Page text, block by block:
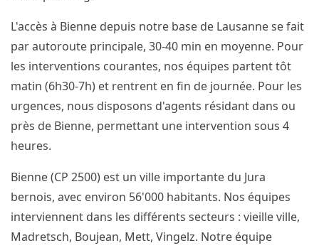
L'accès à Bienne depuis notre base de Lausanne se fait
par autoroute principale, 30-40 min en moyenne. Pour
les interventions courantes, nos équipes partent tôt
matin (6h30-7h) et rentrent en fin de journée. Pour les
urgences, nous disposons d'agents résidant dans ou
près de Bienne, permettant une intervention sous 4
heures.
Bienne (CP 2500) est un ville importante du Jura
bernois, avec environ 56'000 habitants. Nos équipes
interviennent dans les différents secteurs : vieille ville,
Madretsch, Boujean, Mett, Vingelz. Notre équipe